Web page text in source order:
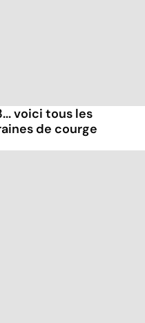
voici tous les
de courge